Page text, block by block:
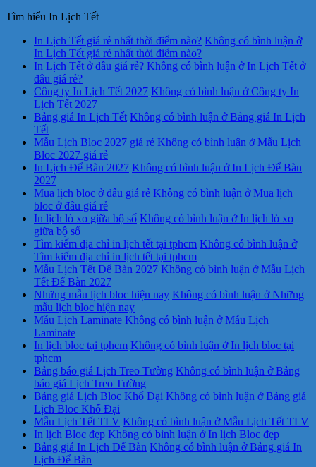
Tìm hiểu In Lịch Tết
In Lịch Tết giá rẻ nhất thời điểm nào? Không có bình luận ở
In Lịch Tết giá rẻ nhất thời điểm nào?
In Lịch Tết ở đâu giá rẻ? Không có bình luận ở In Lịch Tết ở
đâu giá rẻ?
Công ty In Lịch Tết 2027 Không có bình luận ở Công ty In
Lịch Tết 2027
Bảng giá In Lịch Tết Không có bình luận ở Bảng giá In Lịch
Tết
Mẫu Lịch Bloc 2027 giá rẻ Không có bình luận ở Mẫu Lịch
Bloc 2027 giá rẻ
In Lịch Để Bàn 2027 Không có bình luận ở In Lịch Để Bàn
2027
Mua lịch bloc ở đâu giá rẻ Không có bình luận ở Mua lịch
bloc ở đâu giá rẻ
In lịch lò xo giữa bộ số Không có bình luận ở In lịch lò xo
giữa bộ số
Tìm kiếm địa chỉ in lịch tết tại tphcm Không có bình luận ở
Tìm kiếm địa chỉ in lịch tết tại tphcm
Mẫu Lịch Tết Để Bàn 2027 Không có bình luận ở Mẫu Lịch
Tết Để Bàn 2027
Những mẫu lịch bloc hiện nay Không có bình luận ở Những
mẫu lịch bloc hiện nay
Mẫu Lịch Laminate Không có bình luận ở Mẫu Lịch
Laminate
In lịch bloc tại tphcm Không có bình luận ở In lịch bloc tại
tphcm
Bảng báo giá Lịch Treo Tường Không có bình luận ở Bảng
báo giá Lịch Treo Tường
Bảng giá Lịch Bloc Khổ Đại Không có bình luận ở Bảng giá
Lịch Bloc Khổ Đại
Mẫu Lịch Tết TLV Không có bình luận ở Mẫu Lịch Tết TLV
In lịch Bloc đẹp Không có bình luận ở In lịch Bloc đẹp
Bảng giá In Lịch Để Bàn Không có bình luận ở Bảng giá In
Lịch Để Bàn